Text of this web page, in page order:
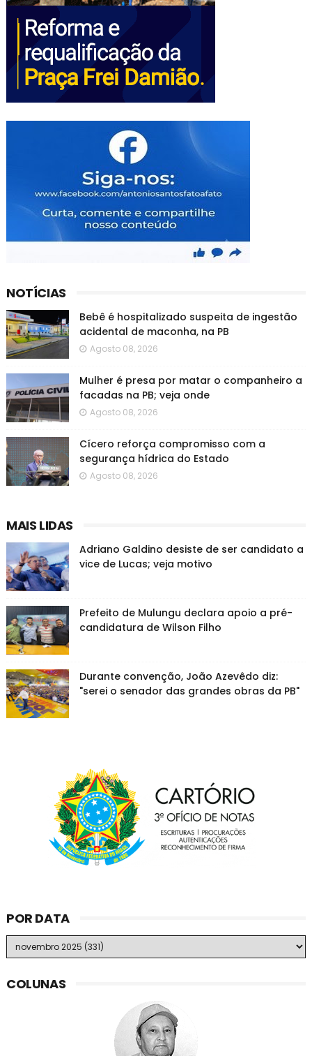
NOTÍCIAS
Bebê é hospitalizado suspeita de ingestão
acidental de maconha, na PB
Agosto 08, 2026
Mulher é presa por matar o companheiro a
facadas na PB; veja onde
Agosto 08, 2026
Cícero reforça compromisso com a
segurança hídrica do Estado
Agosto 08, 2026
MAIS LIDAS
Adriano Galdino desiste de ser candidato a
vice de Lucas; veja motivo
Prefeito de Mulungu declara apoio a pré-
candidatura de Wilson Filho
Durante convenção, João Azevêdo diz:
"serei o senador das grandes obras da PB"
POR DATA
COLUNAS